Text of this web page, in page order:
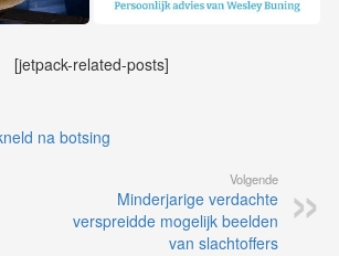
[jetpack-related-posts]
na botsing
Volgende
Minderjarige verdachte
verspreidde mogelijk beelden
van slachtoffers